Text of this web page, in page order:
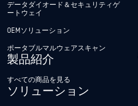
データダイオード＆セキュリティゲ
ートウェイ
OEMソリューション
ポータブルマルウェアスキャン
製品紹介
すべての商品を見る
ソリューション